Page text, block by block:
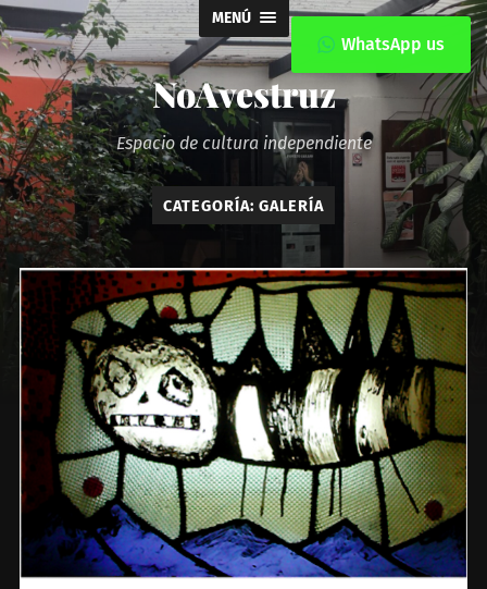
MENÚ
NoAvestruz
Espacio de cultura independiente
CATEGORÍA: GALERÍA
WhatsApp us